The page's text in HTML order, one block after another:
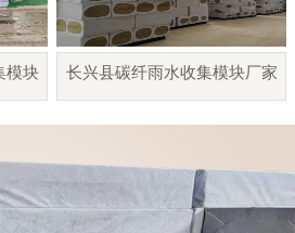
模块 长兴县碳纤雨水收集模块厂家